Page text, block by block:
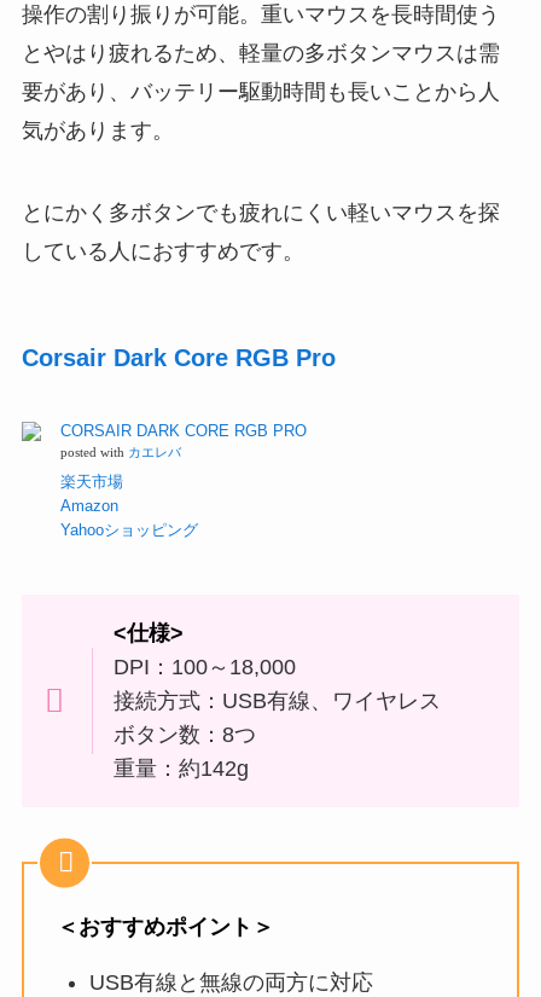
操作の割り振りが可能。重いマウスを長時間使う
とやはり疲れるため、軽量の多ボタンマウスは需
要があり、バッテリー駆動時間も長いことから人
気があります。
とにかく多ボタンでも疲れにくい軽いマウスを探
している人におすすめです。
Corsair Dark Core RGB Pro
CORSAIR DARK CORE RGB PRO
posted with カエレバ
楽天市場
Amazon
Yahooショッピング
<仕様>
DPI：100～18,000
接続方式：USB有線、ワイヤレス
ボタン数：8つ
重量：約142g
＜おすすめポイント＞
USB有線と無線の両方に対応